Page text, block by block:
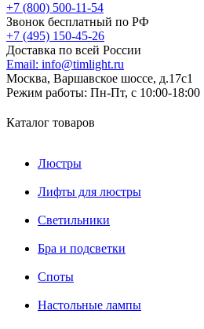
+7 (800) 500-11-54
Звонок бесплатный по РФ
+7 (495) 150-45-26
Доставка по всей России
Email: info@timlight.ru
Москва, Варшавское шоссе, д.17c1
Режим работы: Пн-Пт, с 10:00-18:00
Каталог товаров
Люстры
Лифты для люстры
Светильники
Бра и подсветки
Споты
Настольные лампы